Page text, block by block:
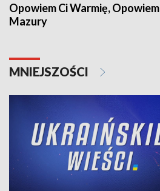
Opowiem Ci Warmię, Opowiem
Mazury
MNIEJSZOŚCI